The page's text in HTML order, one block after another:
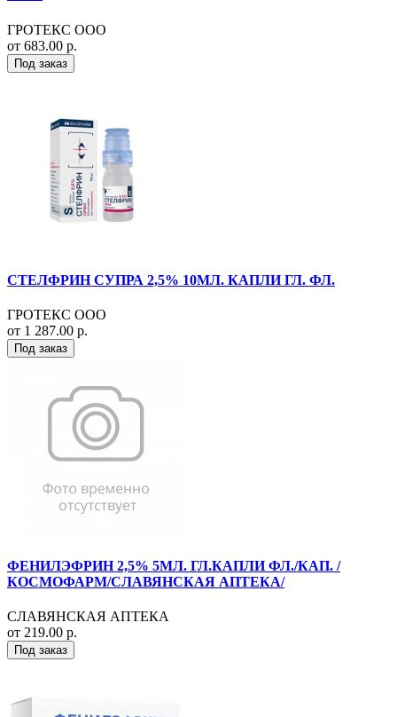
ГРОТЕКС ООО
от 683.00 р.
Под заказ
СТЕЛФРИН СУПРА 2,5% 10МЛ. КАПЛИ ГЛ. ФЛ.
ГРОТЕКС ООО
от 1 287.00 р.
Под заказ
ФЕНИЛЭФРИН 2,5% 5МЛ. ГЛ.КАПЛИ ФЛ./КАП. /
КОСМОФАРМ/СЛАВЯНСКАЯ АПТЕКА/
СЛАВЯНСКАЯ АПТЕКА
от 219.00 р.
Под заказ